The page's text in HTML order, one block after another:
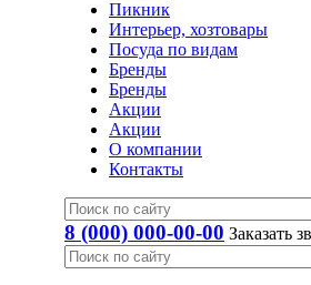
Пикник
Интерьер, хозтовары
Посуда по видам
Бренды
Бренды
Акции
Акции
О компании
Контакты
8 (000) 000-00-00 Заказать